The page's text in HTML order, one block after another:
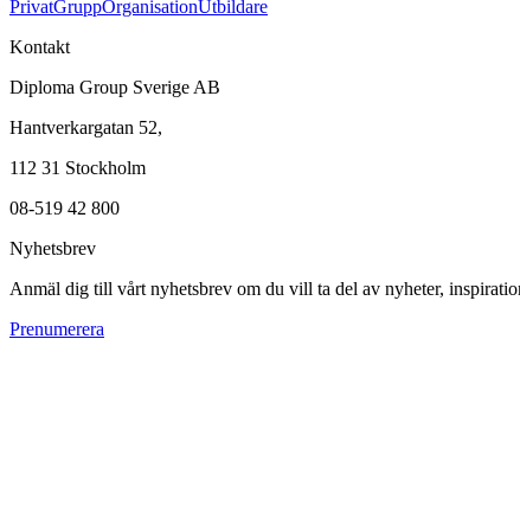
PrivatGruppOrganisationUtbildare
Kontakt
Diploma Group Sverige AB
Hantverkargatan 52,
112 31 Stockholm
08-519 42 800
Nyhetsbrev
Anmäl dig till vårt nyhetsbrev om du vill ta del av nyheter,
Prenumerera